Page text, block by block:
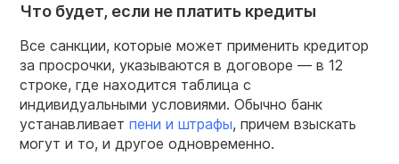
Что будет, если не платить кредиты
Все санкции, которые может применить кредитор
за просрочки, указываются в договоре — в 12
строке, где находится таблица с
индивидуальными условиями. Обычно банк
устанавливает пени и штрафы, причем взыскать
могут и то, и другое одновременно.